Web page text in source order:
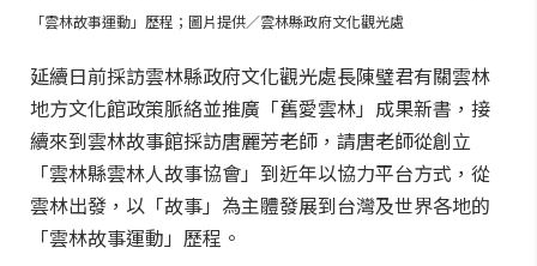
「雲林故事運動」歷程；圖片提供／雲林縣政府文化觀光處
延續日前採訪雲林縣政府文化觀光處長陳璧君有關雲林
地方文化館政策脈絡並推廣「舊愛雲林」成果新書，接
續來到雲林故事館採訪唐麗芳老師，請唐老師從創立
「雲林縣雲林人故事協會」到近年以協力平台方式，從
雲林出發，以「故事」為主體發展到台灣及世界各地的
「雲林故事運動」歷程。